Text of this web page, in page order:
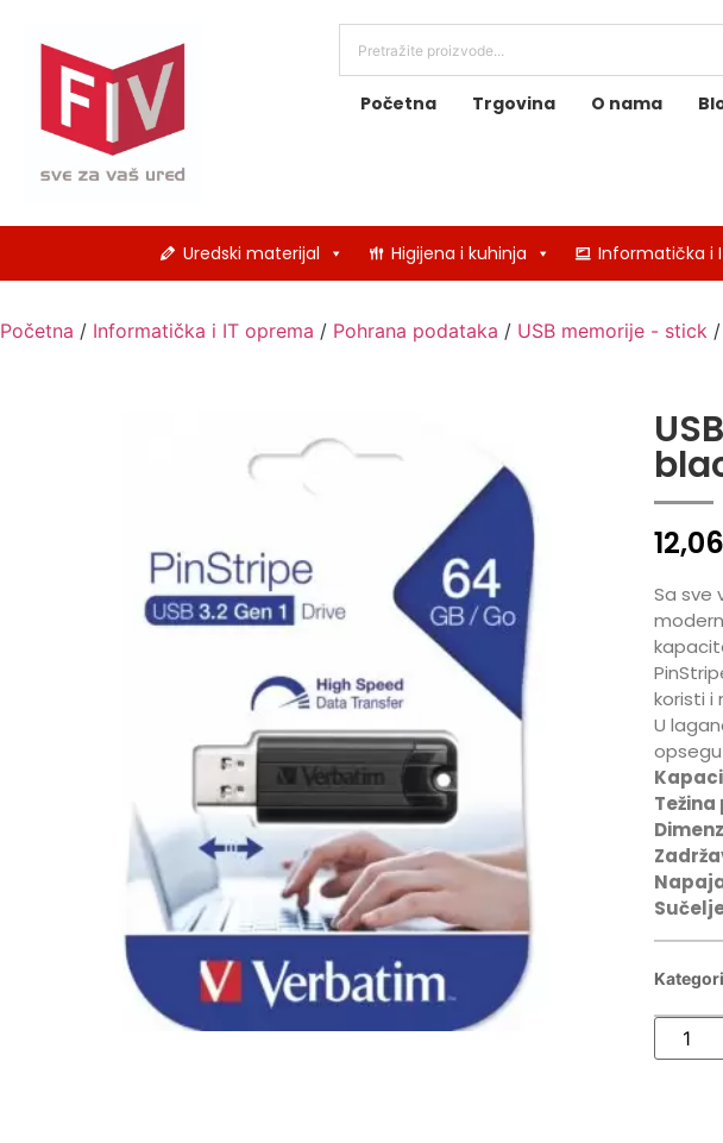
Početna Trgovina O nama
Uredski materijal Higijena i kuhinja Informatička i
Početna / Informatička i IT oprema / Pohrana podataka / USB memorije - stick
12,06
Sa sve
koristi i
U